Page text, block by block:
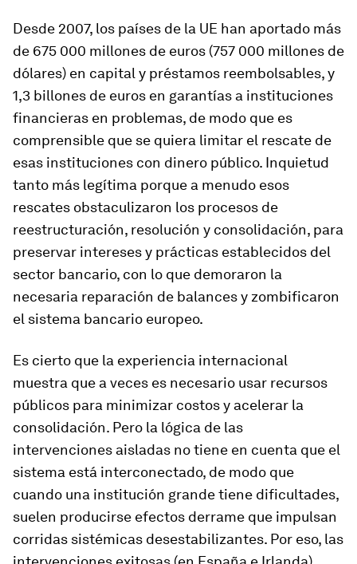
Desde 2007, los países de la UE han aportado más
de 675 000 millones de euros (757 000 millones de
dólares) en capital y préstamos reembolsables, y
1,3 billones de euros en garantías a instituciones
financieras en problemas, de modo que es
comprensible que se quiera limitar el rescate de
esas instituciones con dinero público. Inquietud
tanto más legítima porque a menudo esos
rescates obstaculizaron los procesos de
reestructuración, resolución y consolidación, para
preservar intereses y prácticas establecidos del
sector bancario, con lo que demoraron la
necesaria reparación de balances y zombificaron
el sistema bancario europeo.
Es cierto que la experiencia internacional
muestra que a veces es necesario usar recursos
públicos para minimizar costos y acelerar la
consolidación. Pero la lógica de las
intervenciones aisladas no tiene en cuenta que el
sistema está interconectado, de modo que
cuando una institución grande tiene dificultades,
suelen producirse efectos derrame que impulsan
corridas sistémicas desestabilizantes. Por eso, las